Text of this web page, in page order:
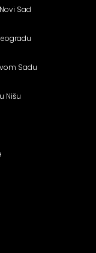
Sad
Sadu
Nišu